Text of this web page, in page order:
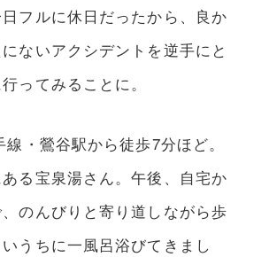
フルに休日だったから、良か
ないアクシデントを逆手にと
ってみることに。
・鶯谷駅から徒歩7分ほど。
る宝泉湯さん。午後、自宅か
のんびりと寄り道しながら歩
うちに一風呂浴びてきまし